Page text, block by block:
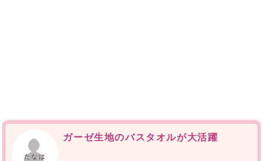
たなは
ガーゼ生地のバスタオルが大活躍